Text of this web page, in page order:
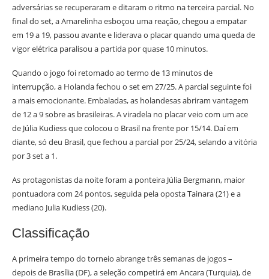
adversárias se recuperaram e ditaram o ritmo na terceira parcial. No
final do set, a Amarelinha esboçou uma reação, chegou a empatar
em 19 a 19, passou avante e liderava o placar quando uma queda de
vigor elétrica paralisou a partida por quase 10 minutos.
Quando o jogo foi retomado ao termo de 13 minutos de
interrupção, a Holanda fechou o set em 27/25. A parcial seguinte foi
a mais emocionante. Embaladas, as holandesas abriram vantagem
de 12 a 9 sobre as brasileiras. A viradela no placar veio com um ace
de Júlia Kudiess que colocou o Brasil na frente por 15/14. Daí em
diante, só deu Brasil, que fechou a parcial por 25/24, selando a vitória
por 3 set a 1.
As protagonistas da noite foram a ponteira Júlia Bergmann, maior
pontuadora com 24 pontos, seguida pela oposta Tainara (21) e a
mediano Julia Kudiess (20).
Classificação
A primeira tempo do torneio abrange três semanas de jogos –
depois de Brasília (DF), a seleção competirá em Ancara (Turquia), de